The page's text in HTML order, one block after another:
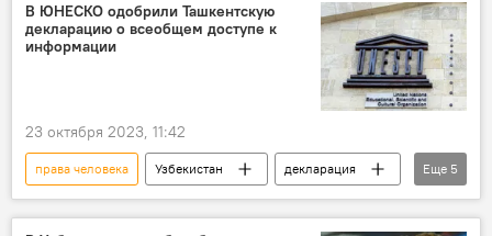
В ЮНЕСКО одобрили Ташкентскую
декларацию о всеобщем доступе к
информации
23 октября 2023, 11:42
права человека Узбекистан
декларация
Ташкент
Париж
ЮНЕСКО
Еще 5